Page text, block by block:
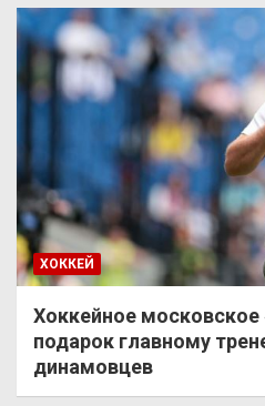
ХОККЕЙ
Хоккейное
подарок главному
динамовцев